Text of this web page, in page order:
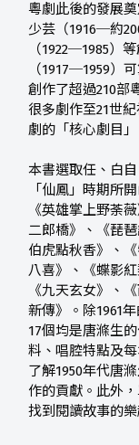
粵劇此後的發展
少芸（1916─約
（1922─1985）
（1917─1959）
創作了超過210部
很多劇作至21世
劇的「核心劇目」
本書選取任、白
「仙鳳」時期所
《英雄掌上野荼
二郎橋》、《琵
伯虎點秋香》、
八喜》、《蝶影
《九天玄女》、
新傳》。除1961
17個均是唐滌生
料、唱腔特點及
了解1950年代唐
作的貢獻。此外
找到閱讀故事的